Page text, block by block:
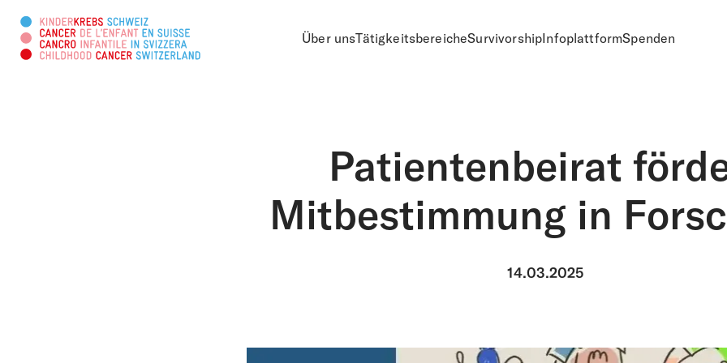
Über unsTätigkeitsbereicheSurvivorshipInfoplattformSpenden
Diese Webseite durchsuchen
Patientenbeirat
Mitbestimmung in
14.03.2025